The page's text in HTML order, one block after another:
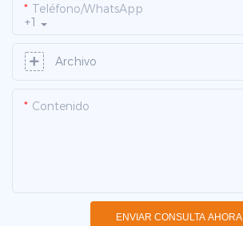
+1
Teléfono/WhatsApp
Archivo
Contenido
ENVIAR CONSULTA AHORA